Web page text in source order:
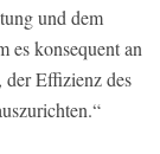
und dem
konsequent an
Effizienz des